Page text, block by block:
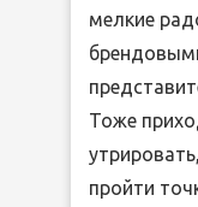
мелкие
Тоже
пройти